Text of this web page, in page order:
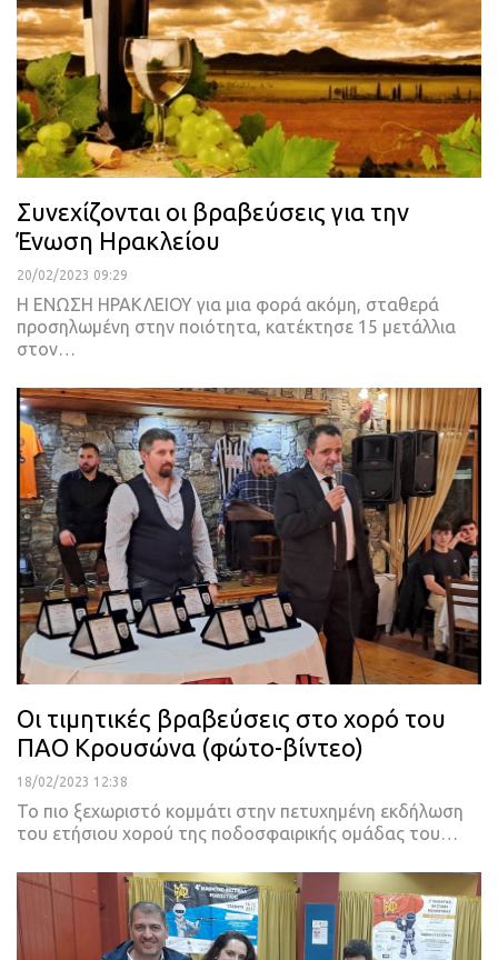
Συνεχίζονται οι βραβεύσεις για την
Ένωση Ηρακλείου
20/02/2023 09:29
Η ΕΝΩΣΗ ΗΡΑΚΛΕΙΟΥ για μια φορά ακόμη, σταθερά
προσηλωμένη στην ποιότητα, κατέκτησε 15 μετάλλια
στον
Οι τιμητικές βραβεύσεις στο χορό του
ΠΑΟ Κρουσώνα (φώτο-βίντεο)
18/02/2023 12:38
Το πιο ξεχωριστό κομμάτι στην πετυχημένη εκδήλωση
του ετήσιου χορού της ποδοσφαιρικής ομάδας του…